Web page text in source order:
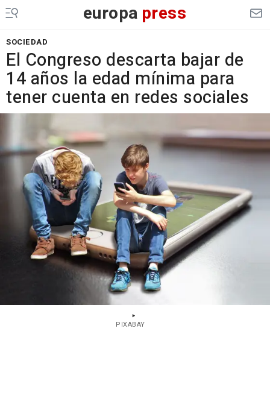
europa press
SOCIEDAD
El Congreso descarta bajar de
14 años la edad mínima para
tener cuenta en redes sociales
PIXABAY